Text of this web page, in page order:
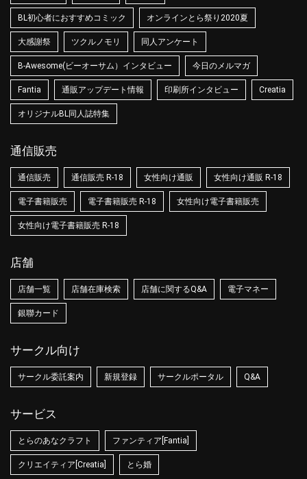
BL初心者におすすめコミック オンラインとら祭り2020夏
大感謝祭 ツクルノモリ 同人アンケート
B-Awesome(ビーオーサム）インタビュー 今日のメルマガ
Fantia 通販アップデート情報 印刷所インタビュー Creatia
オリジナルBL同人誌特集
通信販売
通信販売 通信販売 R-18 女性向け通販 女性向け通販 R-18
電子書籍販売 電子書籍販売 R-18 女性向け電子書籍販売
女性向け電子書籍販売 R-18
店舗
店舗一覧 店舗在庫検索 店舗に関するQ&A 電子マネー
銀聯カード
サークル向け
サークル委託案内 新規登録 サークルポータル Q&A
サービス
とらのあなクラフト ファンティア[Fantia]
クリエイティア[Creatia] とら婚